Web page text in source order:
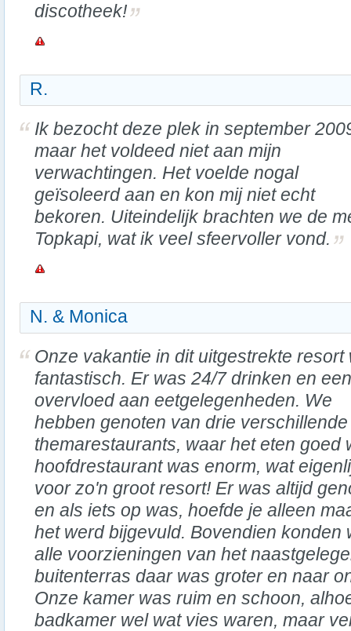
discotheek!
R.
Ik bezocht deze plek in september
maar het voldeed niet aan mijn
verwachtingen. Het voelde nogal
geïsoleerd aan en kon mij niet echt
bekoren. Uiteindelijk brachten we de
Topkapi, wat ik veel sfeervoller vond.
N. & Monica
Onze vakantie in dit uitgestrekte resort
fantastisch. Er was 24/7 drinken en een
overvloed aan eetgelegenheden. We
hebben genoten van drie verschillende
themarestaurants, waar het eten goed
hoofdrestaurant was enorm, wat
voor zo'n groot resort! Er was altijd
en als iets op was, hoefde je alleen
het werd bijgevuld. Bovendien konden
alle voorzieningen van het
buitenterras daar was groter en naar
Onze kamer was ruim en schoon,
badkamer wel wat vies waren, maar